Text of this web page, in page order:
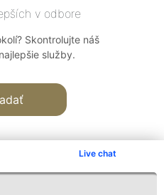
Live chat
v odbore
Skontrolujte náš
služby.